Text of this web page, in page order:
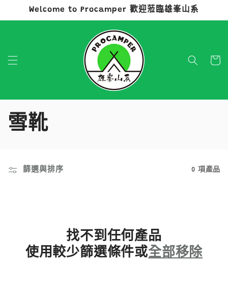
跳至內容
Welcome to Procamper 歡迎蒞臨雄峯山系
物
商
系
雪靴
篩選與排序 0 項產品
找不到任何產品
使用較少篩選條件或全部移除